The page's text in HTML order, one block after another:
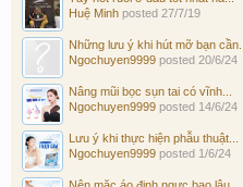
Huệ Minh posted 27/7/19
Những lưu ý khi hút mỡ bạn cần...
Ngochuyen9999 posted 20/6/24
Nâng mũi bọc sụn tai có vĩnh...
Ngochuyen9999 posted 14/6/24
Lưu ý khi thực hiện phẫu thuật...
Ngochuyen9999 posted 1/6/24